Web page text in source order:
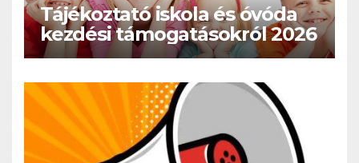
Tájékoztató iskola és óvóda
kezdési támogatásokról 2026